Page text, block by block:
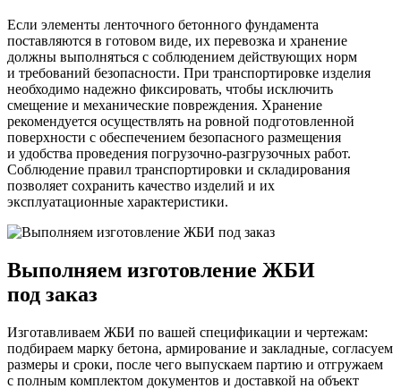
Если элементы ленточного бетонного фундамента
поставляются в готовом виде, их перевозка и хранение
должны выполняться с соблюдением действующих норм
и требований безопасности. При транспортировке изделия
необходимо надежно фиксировать, чтобы исключить
смещение и механические повреждения. Хранение
рекомендуется осуществлять на ровной подготовленной
поверхности с обеспечением безопасного размещения
и удобства проведения погрузочно-разгрузочных работ.
Соблюдение правил транспортировки и складирования
позволяет сохранить качество изделий и их
эксплуатационные характеристики.
Выполняем изготовление ЖБИ
под заказ
Изготавливаем ЖБИ по вашей спецификации и чертежам:
подбираем марку бетона, армирование и закладные, согласуем
размеры и сроки, после чего выпускаем партию и отгружаем
с полным комплектом документов и доставкой на объект